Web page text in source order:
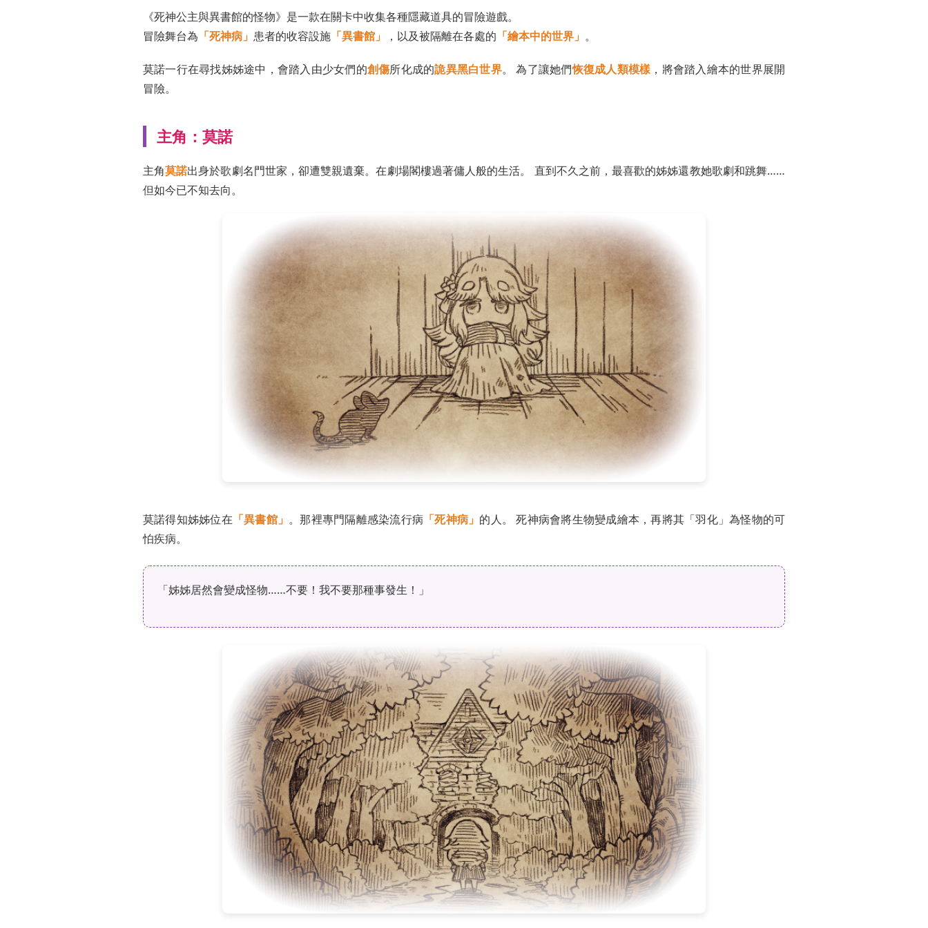
《死神公主與異書館的怪物》是一款在關卡中收集各種隱藏道具的冒險遊戲。
冒險舞台為 「死神病」 患者的收容設施 「異書館」 ，以及被隔離在各處的 「繪本中的世界」 。
莫諾一行在尋找姊姊途中，會踏入由少女們的創傷所化成的詭異黑白世界。 為了讓她們恢復成人類模樣，將會踏入繪本的世界展開
冒險。
主角：莫諾
主角莫諾出身於歌劇名門世家，卻遭雙親遺棄。在劇場閣樓過著傭人般的生活。 直到不久之前，最喜歡的姊姊還教她歌劇和跳舞……
但如今已不知去向。
莫諾得知姊姊位在 「異書館」 。那裡專門隔離感染流行病 「死神病」 的人。 死神病會將生物變成繪本，再將其「羽化」為怪物的可
怕疾病。
「姊姊居然會變成怪物……不要！我不要那種事發生！」